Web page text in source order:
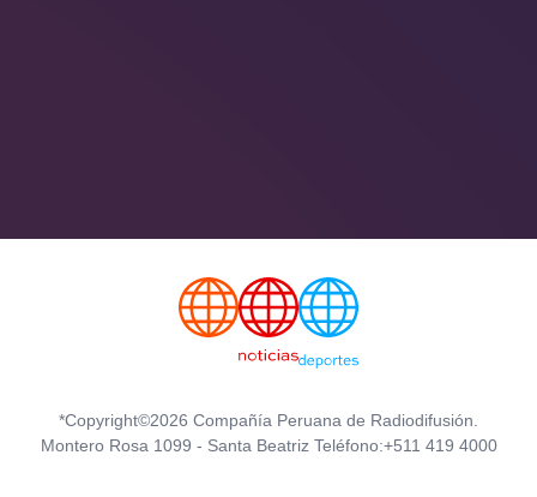
*Copyright©2026 Compañía Peruana de Radiodifusión.
Montero Rosa 1099 - Santa Beatriz Teléfono:+511 419 4000